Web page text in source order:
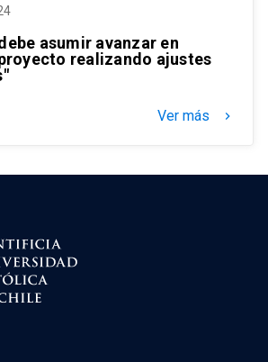
asumir avanzar en
realizando ajustes
Ver más keyboard_arrow_right